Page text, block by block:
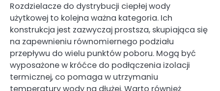
Rozdzielacze do dystrybucji ciepłej wody
użytkowej to kolejna ważna kategoria. Ich
konstrukcja jest zazwyczaj prostsza, skupiająca się
na zapewnieniu równomiernego podziału
przepływu do wielu punktów poboru. Mogą być
wyposażone w króćce do podłączenia izolacji
termicznej, co pomaga w utrzymaniu